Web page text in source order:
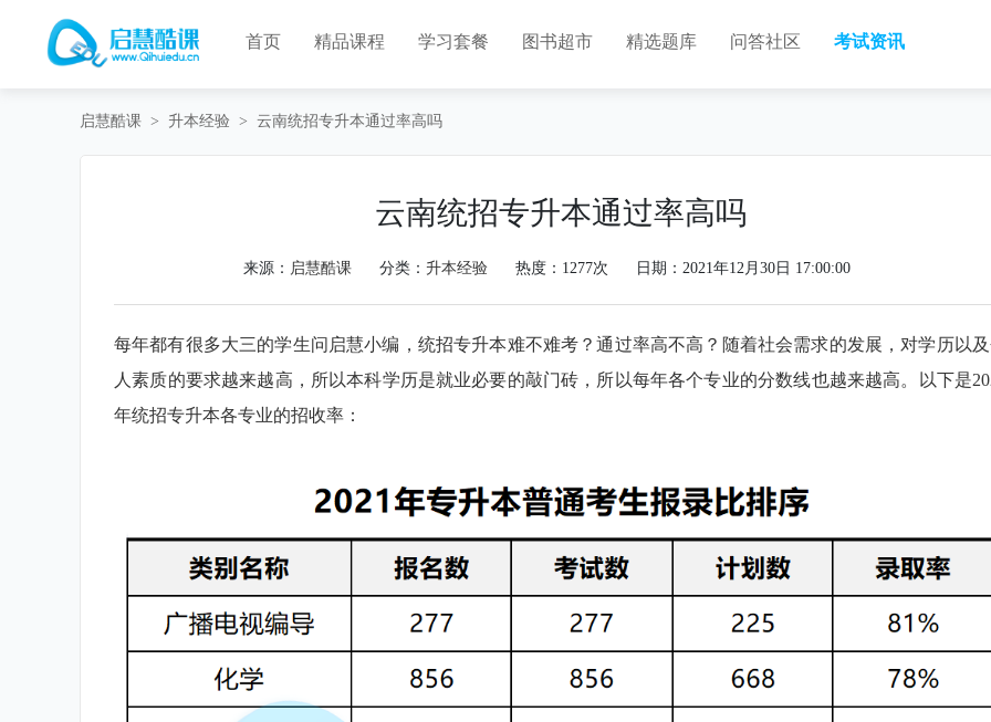
首页 精品课程 学习套餐 图书超市 精选题库 问答社区 考试资讯
启慧酷课 > 升本经验 > 云南统招专升本通过率高吗
云南统招专升本通过率高吗
来源： 启慧酷课 分类： 升本经验 热度：1277次 日期：2021年12月30日 17:00:00
每年都有很多大三的学生问启慧小编，统招专升本难不难考？通过率高不高？随着社会需求的发展，对学历以
人素质的要求越来越高，所以本科学历是就业必要的敲门砖，所以每年各个专业的分数线也越来越高。以下是
年统招专升本各专业的招收率：